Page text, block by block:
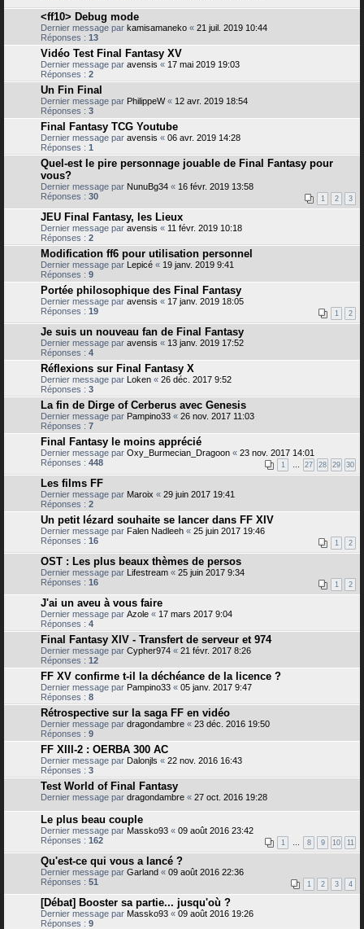
<ff10> Debug mode
Dernier message par kamisamaneko « 21 juil. 2019 10:44
Réponses : 13
Vidéo Test Final Fantasy XV
Dernier message par avensis « 17 mai 2019 19:03
Réponses : 2
Un Fin Final
Dernier message par PhilippeW« 12 avr. 2019 18:54
Réponses : 3
Final Fantasy TCG Youtube
Dernier message par avensis « 06 avr. 2019 14:28
Réponses : 1
Quel-est le pire personnage jouable de Final Fantasy pour
vous?
Dernier message par NunuBg34 « 16 févr. 2019 13:58
Réponses : 30 1 2 3
JEU Final Fantasy, les Lieux
Dernier message par avensis « 11 févr. 2019 10:18
Réponses : 2
Modification ff6 pour utilisation personnel
Dernier message par Lepicé « 19 janv. 2019 9:41
Réponses : 9
Portée philosophique des Final Fantasy
Dernier message par avensis « 17 janv. 2019 18:05
Réponses : 19 1 2
Je suis un nouveau fan de Final Fantasy
Dernier message par avensis « 13 janv. 2019 17:52
Réponses : 4
Réflexions sur Final Fantasy X
Dernier message par Loken « 26 déc. 2017 9:52
Réponses : 3
La fin de Dirge of Cerberus avec Genesis
Dernier message par Pampino33 « 26 nov. 2017 11:03
Réponses : 7
Final Fantasy le moins apprécié
Dernier message par Oxy_Burmecian_Dragoon « 23 nov. 2017 14:01
Réponses : 448 1 27 28 29 30
Les films FF
Dernier message par Maroix « 29 juin 2017 19:41
Réponses : 2
Un petit lézard souhaite se lancer dans FF XIV
Dernier message par Falen Nadleeh « 25 juin 2017 19:46
Réponses : 16 1 2
OST : Les plus beaux thèmes de persos
Dernier message par Lifestream « 25 juin 2017 9:34
Réponses : 16 1 2
J'ai un aveu à vous faire
Dernier message par Azole « 17 mars 2017 9:04
Réponses : 4
Final Fantasy XIV - Transfert de serveur et 974
Dernier message par Cypher974 « 21 févr. 2017 8:26
Réponses : 12
FF XV confirme t-il la déchéance de la licence ?
Dernier message par Pampino33 « 05 janv. 2017 9:47
Réponses : 8
Rétrospective sur la saga FF en vidéo
Dernier message par dragondambre « 23 déc. 2016 19:50
Réponses : 9
FF XIII-2 : OERBA 300 AC
Dernier message par Dalonjls « 22 nov. 2016 16:43
Réponses : 3
Test World of Final Fantasy
Dernier message par dragondambre « 27 oct. 2016 19:28
Le plus beau couple
Dernier message par Massko93 « 09 août 2016 23:42
Réponses : 162 1 8 9 10 11
Qu'est-ce qui vous a lancé ?
Dernier message par Garland « 09 août 2016 22:36
Réponses : 51 1 2 3 4
[Débat] Booster sa partie... jusqu'où ?
Dernier message par Massko93 « 09 août 2016 19:26
Réponses : 9